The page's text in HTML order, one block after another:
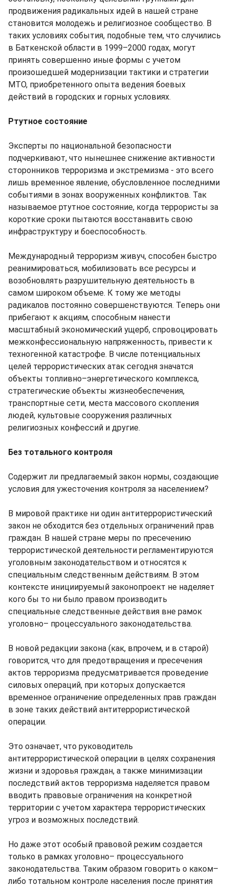
продвижения радикальных идей в нашей стране
становится молодежь и религиозное сообщество. В
таких условиях события, подобные тем, что случились
в Баткенской области в 1999–2000 годах, могут
принять совершенно иные формы с учетом
произошедшей модернизации тактики и стратегии
МТО, приобретенного опыта ведения боевых
действий в городских и горных условиях.
Ртутное состояние
Эксперты по национальной безопасности
подчеркивают, что нынешнее снижение активности
сторонников терроризма и экстремизма - это всего
лишь временное явление, обусловленное последними
событиями в зонах вооруженных конфликтов. Так
называемое ртутное состояние, когда террористы за
короткие сроки пытаются восстанавить свою
инфраструктуру и боеспособность.
Международный терроризм живуч, способен быстро
реанимироваться, мобилизовать все ресурсы и
возобновлять разрушительную деятельность в
самом широком объеме. К тому же методы
радикалов постоянно совершенствуются. Теперь они
прибегают к акциям, способным нанести
масштабный экономический ущерб, спровоцировать
межконфессиональную напряженность, привести к
техногенной катастрофе. В числе потенциальных
целей террористических атак сегодня значатся
объекты топливно–энергетического комплекса,
стратегические объекты жизнеобеспечения,
транспортные сети, места массового скопления
людей, культовые сооружения различных
религиозных конфессий и другие.
Без тотального контроля
Содержит ли предлагаемый закон нормы, создающие
условия для ужесточения контроля за населением?
В мировой практике ни один антитеррористический
закон не обходится без отдельных ограничений прав
граждан. В нашей стране меры по пресечению
террористической деятельности регламентируются
уголовным законодательством и относятся к
специальным следственным действиям. В этом
контексте инициируемый законопроект не наделяет
кого бы то ни было правом производить
специальные следственные действия вне рамок
уголовно– процессуального законодательства.
В новой редакции закона (как, впрочем, и в старой)
говорится, что для предотвращения и пресечения
актов терроризма предусматривается проведение
силовых операций, при которых допускается
временное ограничение определенных прав граждан
в зоне таких действий антитеррористической
операции.
Это означает, что руководитель
антитеррористической операции в целях сохранения
жизни и здоровья граждан, а также минимизации
последствий актов терроризма наделяется правом
вводить правовые ограничения на конкретной
территории с учетом характера террористических
угроз и возможных последствий.
Но даже этот особый правовой режим создается
только в рамках уголовно– процессуального
законодательства. Таким образом говорить о каком–
либо тотальном контроле населения после принятия